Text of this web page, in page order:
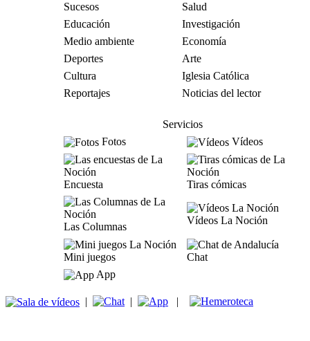
Sucesos
Salud
Educación
Investigación
Medio ambiente
Economía
Deportes
Arte
Cultura
Iglesia Católica
Reportajes
Noticias del lector
Servicios
Fotos
Vídeos
Encuesta Tiras cómicas
Las Columnas
Vídeos La Noción
Mini juegos
Chat
App
| | |